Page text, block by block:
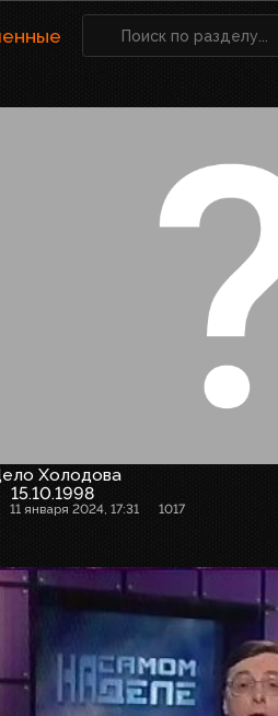
Холодова
15.10.1998
11 января 2024, 17:31 1017